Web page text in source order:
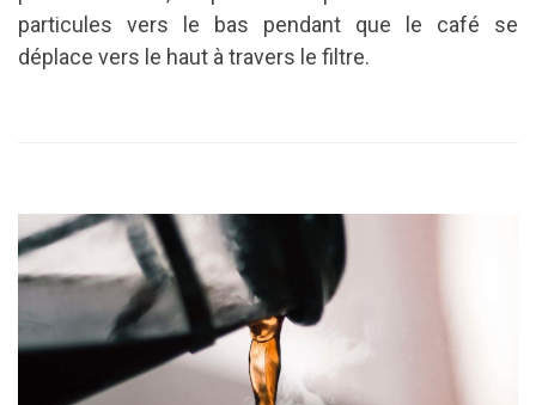
particules vers le bas pendant que le café se
déplace vers le haut à travers le filtre.